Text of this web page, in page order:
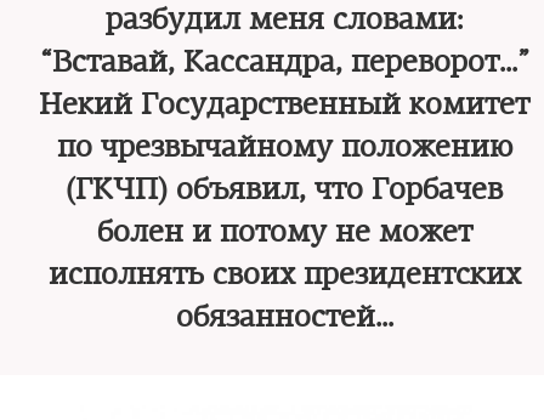
разбудил меня словами:
“Вставай, Кассандра, переворот…”
Некий Государственный комитет
по чрезвычайному положению
(ГКЧП) объявил, что Горбачев
болен и потому не может
исполнять своих президентских
обязанностей...